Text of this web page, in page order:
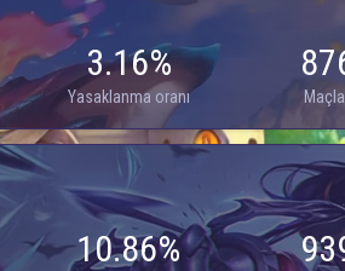
3.16%
Yasaklanma oranı
10.86%